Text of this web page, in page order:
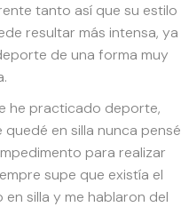
tanto así que su estilo
resultar más intensa, ya
de una forma muy
he practicado deporte,
quedé en silla nunca pensé
para realizar
supe que existía el
silla y me hablaron del